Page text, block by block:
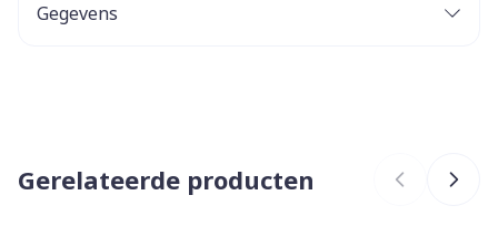
Gegevens
Merken Revogan
Gerelateerde producten